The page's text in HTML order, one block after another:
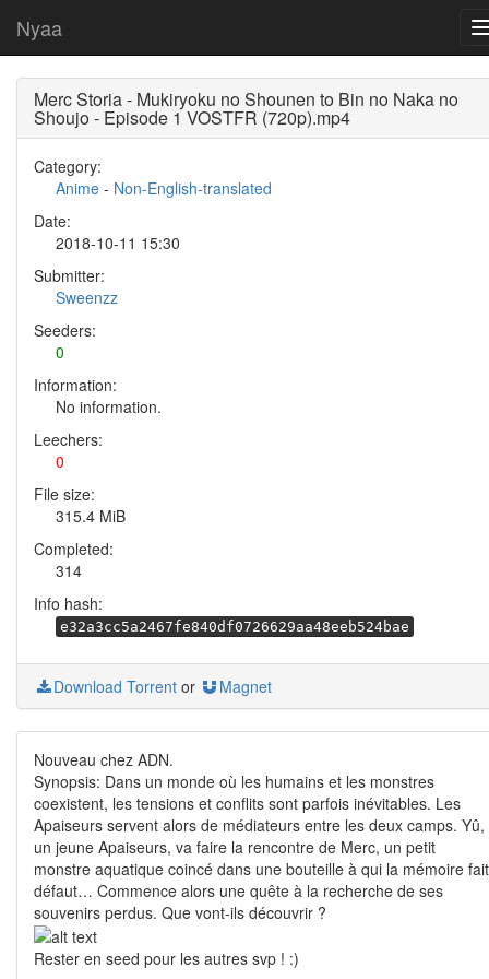
Nyaa
Merc Storia - Mukiryoku no Shounen to Bin no Naka no
Shoujo - Episode 1 VOSTFR (720p).mp4
Category:
Anime - Non-English-translated
Date:
2018-10-11 15:30
Submitter:
Sweenzz
Seeders:
0
Information:
No information.
Leechers:
0
File size:
315.4 MiB
Completed:
314
Info hash:
e32a3cc5a2467fe840df0726629aa48eeb524bae
Download Torrent or Magnet
Nouveau chez ADN.
Synopsis: Dans un monde où les humains et les monstres
coexistent, les tensions et conflits sont parfois inévitables. Les
Apaiseurs servent alors de médiateurs entre les deux camps. Yû,
un jeune Apaiseurs, va faire la rencontre de Merc, un petit
monstre aquatique coincé dans une bouteille à qui la mémoire fait
défaut… Commence alors une quête à la recherche de ses
souvenirs perdus. Que vont-ils découvrir ?
Rester en seed pour les autres svp ! :)